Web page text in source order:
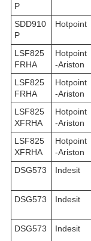
P
SDD910
P
Hotpoint
LSF825
FRHA
Hotpoint
-Ariston
LSF825
FRHA
Hotpoint
-Ariston
LSF825
XFRHA
Hotpoint
-Ariston
LSF825
XFRHA
Hotpoint
-Ariston
DSG573
Indesit
DSG573
Indesit
DSG573
Indesit